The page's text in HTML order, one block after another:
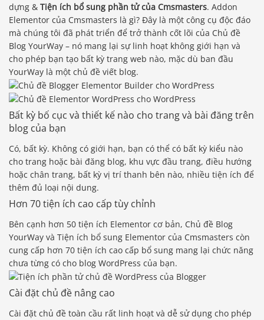
dựng & Tiện ích bổ sung phần tử của Cmsmasters. Addon
Elementor của Cmsmasters là gì? Đây là một công cụ độc đáo
mà chúng tôi đã phát triển để trở thành cốt lõi của Chủ đề
Blog YourWay – nó mang lại sự linh hoạt không giới hạn và
cho phép bạn tạo bất kỳ trang web nào, mặc dù ban đầu
YourWay là một chủ đề viết blog.
Bất kỳ bố cục và thiết kế nào cho trang và bài đăng trên
blog của bạn
Có, bất kỳ. Không có giới hạn, bạn có thể có bất kỳ kiểu nào
cho trang hoặc bài đăng blog, khu vực đầu trang, điều hướng
hoặc chân trang, bất kỳ vị trí thanh bên nào, nhiều tiện ích để
thêm đủ loại nội dung.
Hơn 70 tiện ích cao cấp tùy chỉnh
Bên cạnh hơn 50 tiện ích Elementor cơ bản, Chủ đề Blog
YourWay và Tiện ích bổ sung Elementor của Cmsmasters còn
cung cấp hơn 70 tiện ích cao cấp bổ sung mang lại chức năng
chưa từng có cho blog WordPress của bạn.
Cài đặt chủ đề nâng cao
Cài đặt chủ đề toàn cầu rất linh hoạt và dễ sử dụng cho phép